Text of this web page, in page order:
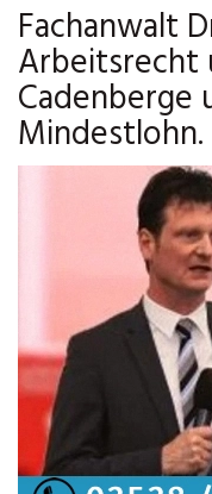
Fachanwalt
Arbeitsrecht
Cadenberge
Mindestlohn.